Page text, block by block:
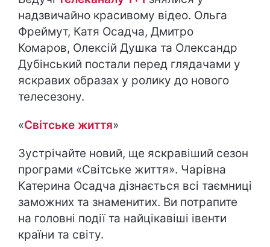
надзвичайно красивому відео. Ольга
Фреймут, Катя Осадча, Дмитро
Комаров, Олексій Душка та Олександр
Дубінський постали перед глядачами у
яскравих образах у ролику до нового
телесезону.
«Світське життя»
Зустрічайте новий, ще яскравіший сезон
програми «Світське життя». Чарівна
Катерина Осадча дізнається всі таємниці
заможних та знаменитих. Ви потрапите
на головні події та найцікавіші івенти
країни та світу.